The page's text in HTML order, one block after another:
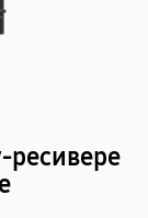
ресивере